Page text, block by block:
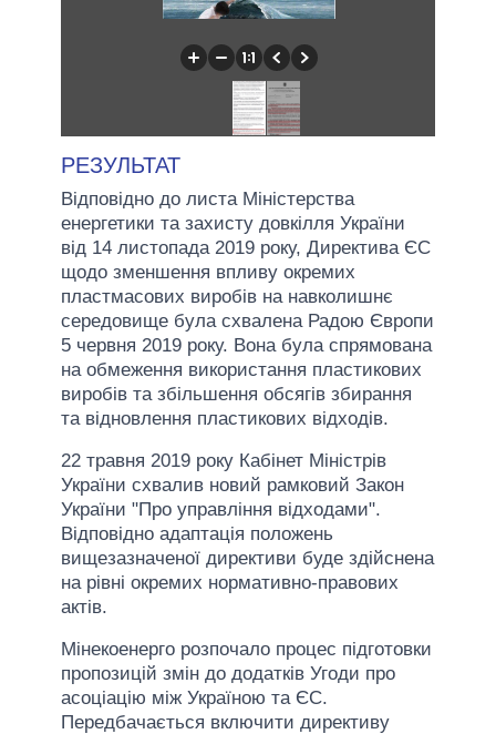
РЕЗУЛЬТАТ
Відповідно до листа Міністерства
енергетики та захисту довкілля України
від 14 листопада 2019 року, Директива ЄС
щодо зменшення впливу окремих
пластмасових виробів на навколишнє
середовище була схвалена Радою Європи
5 червня 2019 року. Вона була спрямована
на обмеження використання пластикових
виробів та збільшення обсягів збирання
та відновлення пластикових відходів.
22 травня 2019 року Кабінет Міністрів
України схвалив новий рамковий Закон
України "Про управління відходами".
Відповідно адаптація положень
вищезазначеної директиви буде здійснена
на рівні окремих нормативно-правових
актів.
Мінекоенерго розпочало процес підготовки
пропозицій змін до додатків Угоди про
асоціацію між Україною та ЄС.
Передбачається включити директиву